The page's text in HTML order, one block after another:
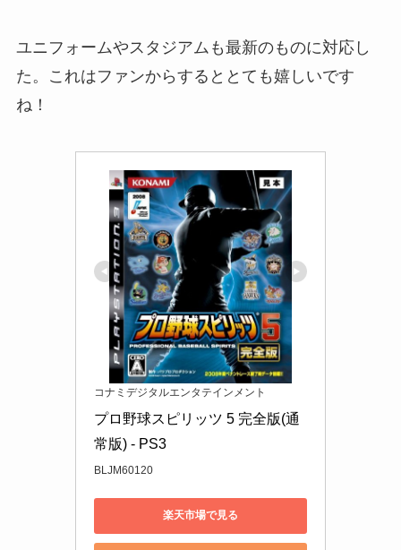
ユニフォームやスタジアムも最新のものに対応し
た。これはファンからするととても嬉しいです
ね！
コナミデジタルエンタテインメント
プロ野球スピリッツ 5 完全版(通
常版) - PS3
BLJM60120
楽天市場で見る